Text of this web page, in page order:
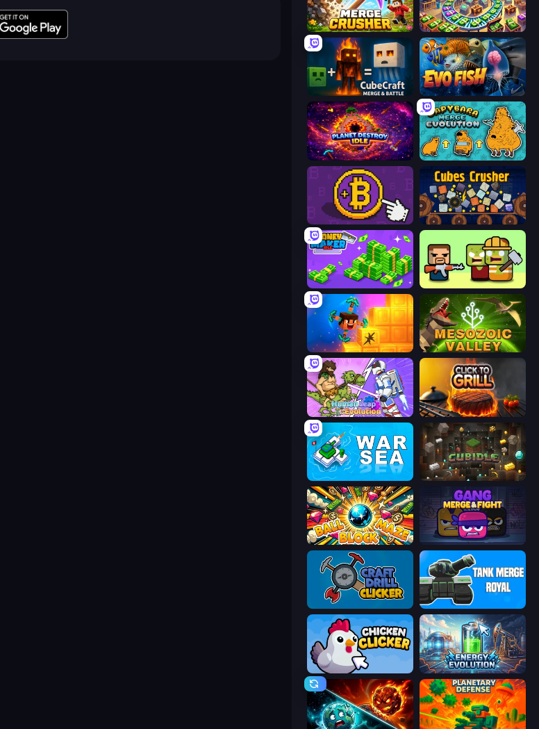
Merge Crusher Money Factory: Tycoon Idle Game
CubeCraft: Merge & Battle Evo Fish
Planet Destroy Idle Capybara Merge Evolution
Money Maker Cubes Crusher
Money Maker Idle Zombie Horde: Build & Survive
Merge & Dig! Cell to Singularity: Mesozoic Valley
Human Leap: Evolution Click To Grill
War Sea Cubidle
Ball Block Maze Gang Merge & Fight
Craft Drill Clicker Tank Merge Royal
Chicken Clicker Energy Evolution